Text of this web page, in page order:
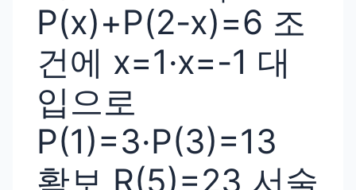
P(x)+P(2-x)=6 조
건에 x=1·x=-1 대
입으로
P(1)=3·P(3)=13
확보 R(5)=23 서술